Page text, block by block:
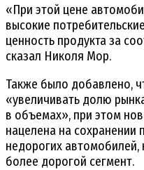
«При этой цене
высокие
ценность продукта за
сказал Николя Мор.
Также было добавлено,
«увеличивать долю
в объемах», при этом
нацелена на сохранении
недорогих
более дорогой сегмент.